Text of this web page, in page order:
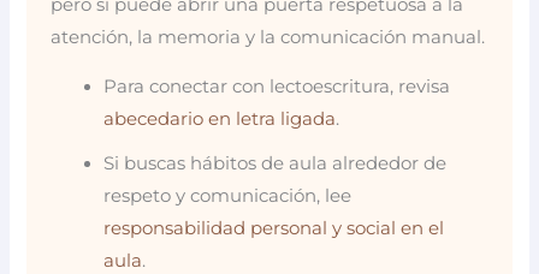
pero sí puede abrir una puerta respetuosa a la
atención, la memoria y la comunicación manual.
Para conectar con lectoescritura, revisa
abecedario en letra ligada.
Si buscas hábitos de aula alrededor de
respeto y comunicación, lee
responsabilidad personal y social en el
aula.